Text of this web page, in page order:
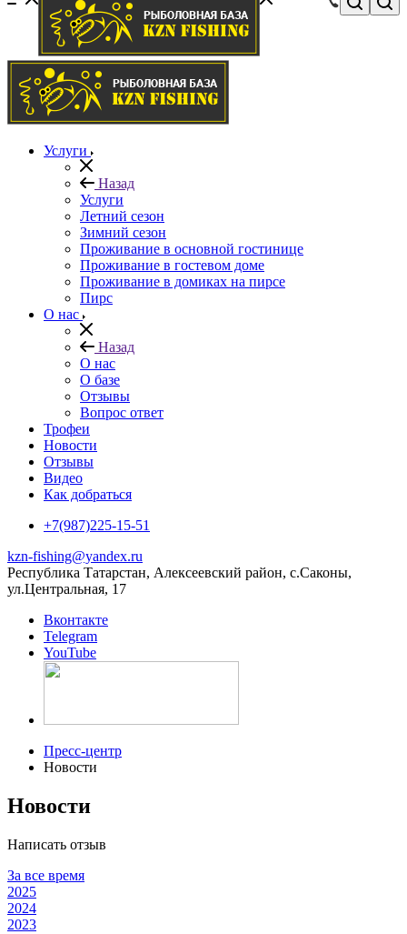
Услуги
Назад
Услуги
Летний сезон
Зимний сезон
Проживание в основной гостинице
Проживание в гостевом доме
Проживание в домиках на пирсе
Пирс
О нас
Назад
О нас
О базе
Отзывы
Вопрос ответ
Трофеи
Новости
Отзывы
Видео
Как добраться
+7(987)225-15-51
kzn-fishing@yandex.ru
Республика Татарстан, Алексеевский район, с.Саконы,
ул.Центральная, 17
Вконтакте
Telegram
YouTube
Пресс-центр
Новости
Новости
Написать отзыв
За все время
2025
2024
2023